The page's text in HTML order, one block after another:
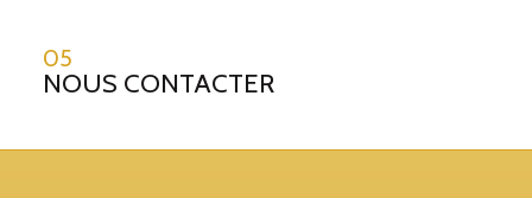
05
NOUS CONTACTER